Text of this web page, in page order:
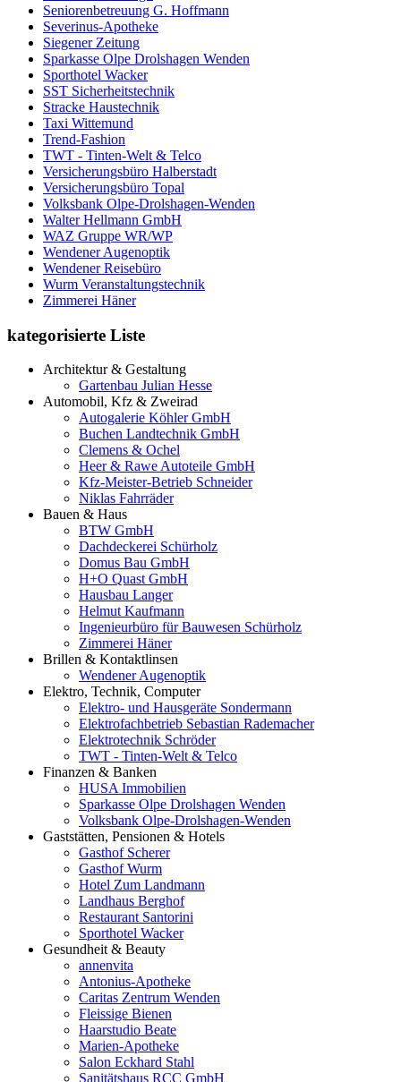
Seniorenbetreuung G. Hoffmann
Severinus-Apotheke
Siegener Zeitung
Sparkasse Olpe Drolshagen Wenden
Sporthotel Wacker
SST Sicherheitstechnik
Stracke Haustechnik
Taxi Wittemund
Trend-Fashion
TWT - Tinten-Welt & Telco
Versicherungsbüro Halberstadt
Versicherungsbüro Topal
Volksbank Olpe-Drolshagen-Wenden
Walter Hellmann GmbH
WAZ Gruppe WR/WP
Wendener Augenoptik
Wendener Reisebüro
Wurm Veranstaltungstechnik
Zimmerei Häner
kategorisierte Liste
Architektur & Gestaltung
Gartenbau Julian Hesse
Automobil, Kfz & Zweirad
Autogalerie Köhler GmbH
Buchen Landtechnik GmbH
Clemens & Ochel
Heer & Rawe Autoteile GmbH
Kfz-Meister-Betrieb Schneider
Niklas Fahrräder
Bauen & Haus
BTW GmbH
Dachdeckerei Schürholz
Domus Bau GmbH
H+O Quast GmbH
Hausbau Langer
Helmut Kaufmann
Ingenieurbüro für Bauwesen Schürholz
Zimmerei Häner
Brillen & Kontaktlinsen
Wendener Augenoptik
Elektro, Technik, Computer
Elektro- und Hausgeräte Sondermann
Elektrofachbetrieb Sebastian Rademacher
Elektrotechnik Schröder
TWT - Tinten-Welt & Telco
Finanzen & Banken
HUSA Immobilien
Sparkasse Olpe Drolshagen Wenden
Volksbank Olpe-Drolshagen-Wenden
Gaststätten, Pensionen & Hotels
Gasthof Scherer
Gasthof Wurm
Hotel Zum Landmann
Landhaus Berghof
Restaurant Santorini
Sporthotel Wacker
Gesundheit & Beauty
annenvita
Antonius-Apotheke
Caritas Zentrum Wenden
Fleissige Bienen
Haarstudio Beate
Marien-Apotheke
Salon Eckhard Stahl
Sanitätshaus RCC GmbH